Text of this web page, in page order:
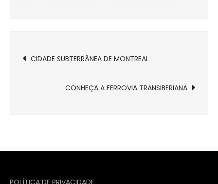
Navegação
CIDADE SUBTERRÂNEA DE MONTREAL
CONHEÇA A FERROVIA TRANSIBERIANA
POLÍTICA DE PRIVACIDADE